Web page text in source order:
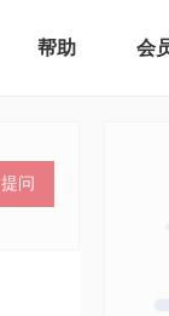
帮助 会
提问